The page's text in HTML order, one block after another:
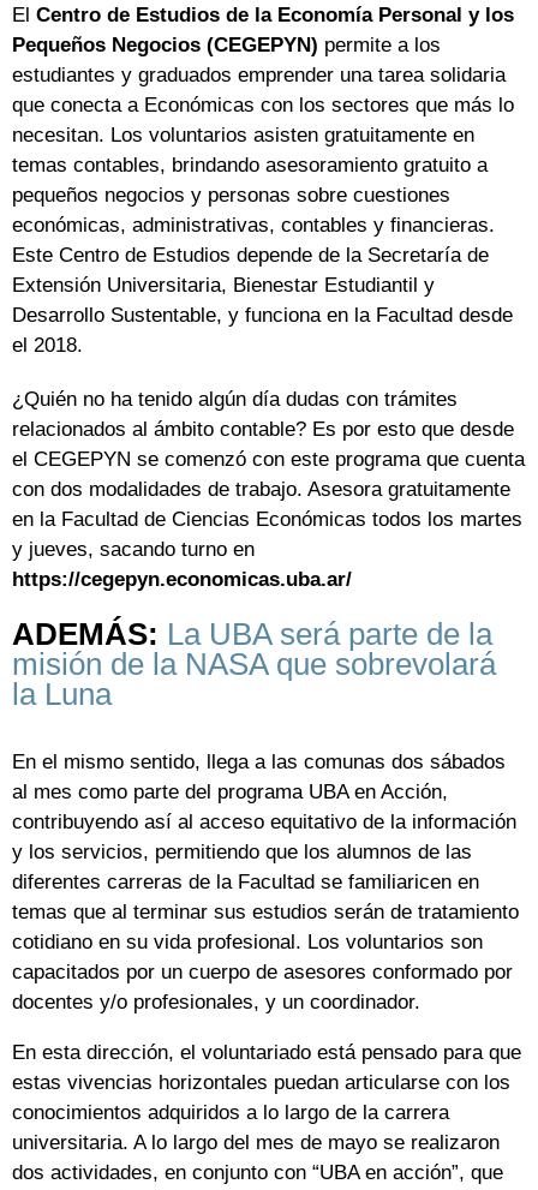
El Centro de Estudios de la Economía Personal y los
Pequeños Negocios (CEGEPYN) permite a los
estudiantes y graduados emprender una tarea solidaria
que conecta a Económicas con los sectores que más lo
necesitan. Los voluntarios asisten gratuitamente en
temas contables, brindando asesoramiento gratuito a
pequeños negocios y personas sobre cuestiones
económicas, administrativas, contables y financieras.
Este Centro de Estudios depende de la Secretaría de
Extensión Universitaria, Bienestar Estudiantil y
Desarrollo Sustentable, y funciona en la Facultad desde
el 2018.
¿Quién no ha tenido algún día dudas con trámites
relacionados al ámbito contable? Es por esto que desde
el CEGEPYN se comenzó con este programa que cuenta
con dos modalidades de trabajo. Asesora gratuitamente
en la Facultad de Ciencias Económicas todos los martes
y jueves, sacando turno en
https://cegepyn.economicas.uba.ar/
ADEMÁS: La UBA será parte de la
misión de la NASA que sobrevolará
la Luna
En el mismo sentido, llega a las comunas dos sábados
al mes como parte del programa UBA en Acción,
contribuyendo así al acceso equitativo de la información
y los servicios, permitiendo que los alumnos de las
diferentes carreras de la Facultad se familiaricen en
temas que al terminar sus estudios serán de tratamiento
cotidiano en su vida profesional. Los voluntarios son
capacitados por un cuerpo de asesores conformado por
docentes y/o profesionales, y un coordinador.
En esta dirección, el voluntariado está pensado para que
estas vivencias horizontales puedan articularse con los
conocimientos adquiridos a lo largo de la carrera
universitaria. A lo largo del mes de mayo se realizaron
dos actividades, en conjunto con “UBA en acción”, que